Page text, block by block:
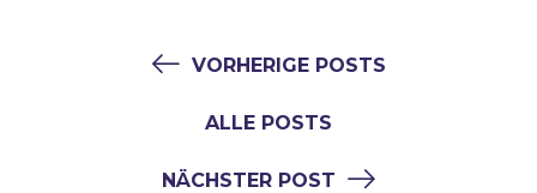
VORHERIGE POSTS
ALLE POSTS
NÄCHSTER POST